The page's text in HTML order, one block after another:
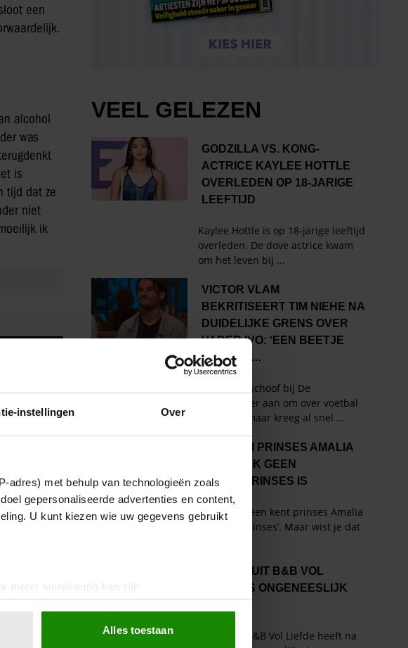
instellingen Over
adres) met behulp van technologieën zoals
gepersonaliseerde advertenties en content,
U kunt kiezen wie uw gegevens gebruikt
meter nauwkeurig kan zijn
(fingerprinting)
Alles toestaan
een
alcohol
was
is
tijd dat ze
niet
ik